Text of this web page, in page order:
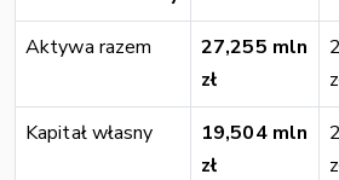
Aktywa razem
27,255 mln
zł
Kapitał własny
19,504 mln
zł